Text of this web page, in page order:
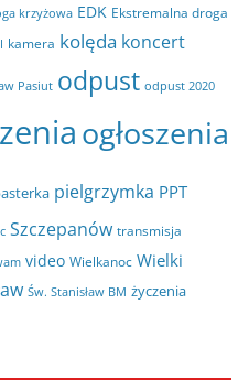
krzyżowa EDK Ekstremalna droga
kamera kolęda koncert
Pasiut odpust odpust 2020
ogłoszenia
pielgrzymka PPT
Szczepanów transmisja
video Wielkanoc Wielki
Św. Stanisław BM życzenia